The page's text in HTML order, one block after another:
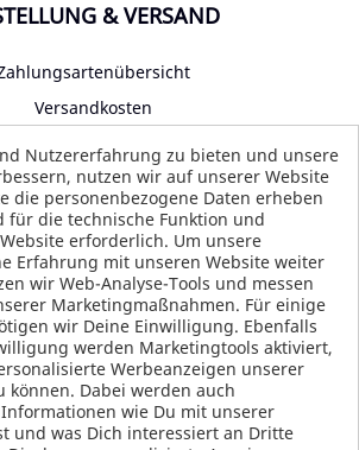
& VERSAND
Versandkosten
Impressum
Datenschutz
AGB
SOCIAL MEDIA
Nutzererfahrung zu bieten und unsere
nutzen wir auf unserer Website
die personenbezogene Daten erheben
für die technische Funktion und
erforderlich. Um unsere
Erfahrung mit unseren Website weiter
wir Web-Analyse-Tools und messen
Marketingmaßnahmen. Für einige
wir Deine Einwilligung. Ebenfalls
werden Marketingtools aktiviert,
Werbeanzeigen unserer
können. Dabei werden auch
wie Du mit unserer
und was Dich interessiert an Dritte